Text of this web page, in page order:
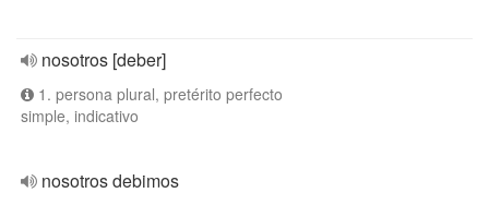
nosotros [deber]
1. persona plural, pretérito perfecto
simple, indicativo
nosotros debimos